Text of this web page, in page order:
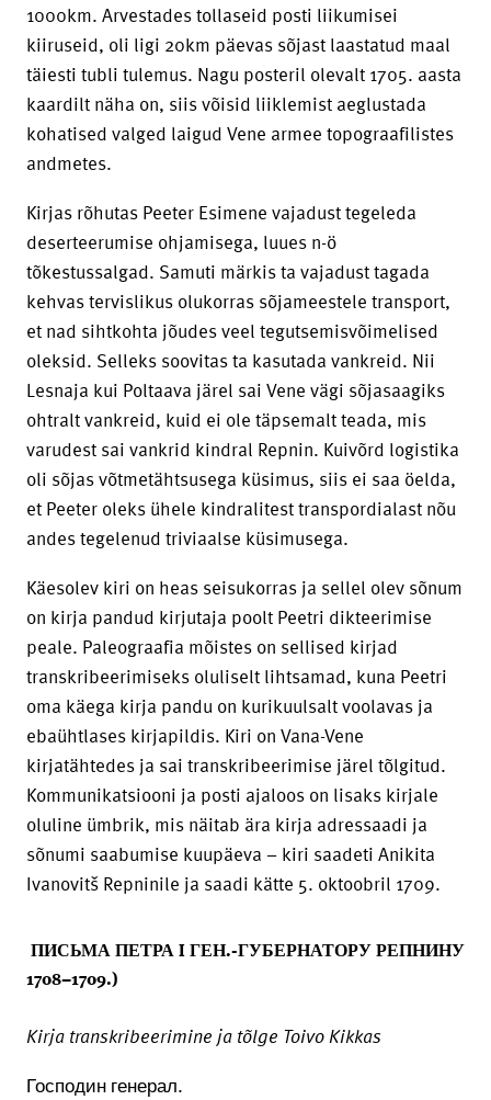
1000km. Arvestades tollaseid posti liikumisei
kiiruseid, oli ligi 20km päevas sõjast laastatud maal
täiesti tubli tulemus. Nagu posteril olevalt 1705. aasta
kaardilt näha on, siis võisid liiklemist aeglustada
kohatised valged laigud Vene armee topograafilistes
andmetes.
Kirjas rõhutas Peeter Esimene vajadust tegeleda
deserteerumise ohjamisega, luues n-ö
tõkestussalgad. Samuti märkis ta vajadust tagada
kehvas tervislikus olukorras sõjameestele transport,
et nad sihtkohta jõudes veel tegutsemisvõimelised
oleksid. Selleks soovitas ta kasutada vankreid. Nii
Lesnaja kui Poltaava järel sai Vene vägi sõjasaagiks
ohtralt vankreid, kuid ei ole täpsemalt teada, mis
varudest sai vankrid kindral Repnin. Kuivõrd logistika
oli sõjas võtmetähtsusega küsimus, siis ei saa öelda,
et Peeter oleks ühele kindralitest transpordialast nõu
andes tegelenud triviaalse küsimusega.
Käesolev kiri on heas seisukorras ja sellel olev sõnum
on kirja pandud kirjutaja poolt Peetri dikteerimise
peale. Paleograafia mõistes on sellised kirjad
transkribeerimiseks oluliselt lihtsamad, kuna Peetri
oma käega kirja pandu on kurikuulsalt voolavas ja
ebaühtlases kirjapildis. Kiri on Vana-Vene
kirjatähtedes ja sai transkribeerimise järel tõlgitud.
Kommunikatsiooni ja posti ajaloos on lisaks kirjale
oluline ümbrik, mis näitab ära kirja adressaadi ja
sõnumi saabumise kuupäeva – kiri saadeti Anikita
Ivanovitš Repninile ja saadi kätte 5. oktoobril 1709.
ПИСЬМА ПЕТРА I ГЕН.-ГУБЕРНАТОРУ РЕПНИНУ
1708–1709.)
Kirja transkribeerimine ja tõlge Toivo Kikkas
Господин генерал.